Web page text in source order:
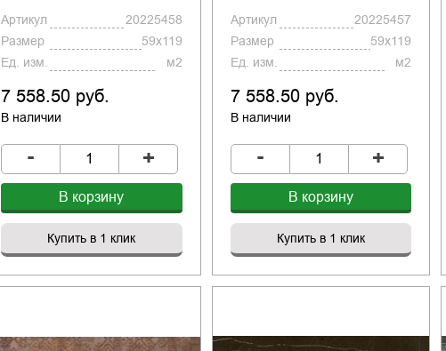
Артикул
20225458
Размер
59x119
Ед. изм.
м2
7 558.50 руб.
В наличии
- +
В корзину
Купить в 1 клик
Артикул
20225457
Размер
59x119
Ед. изм.
м2
7 558.50 руб.
В наличии
- +
В корзину
Купить в 1 клик